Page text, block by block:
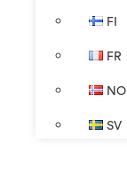
FI
FR
NO
SV